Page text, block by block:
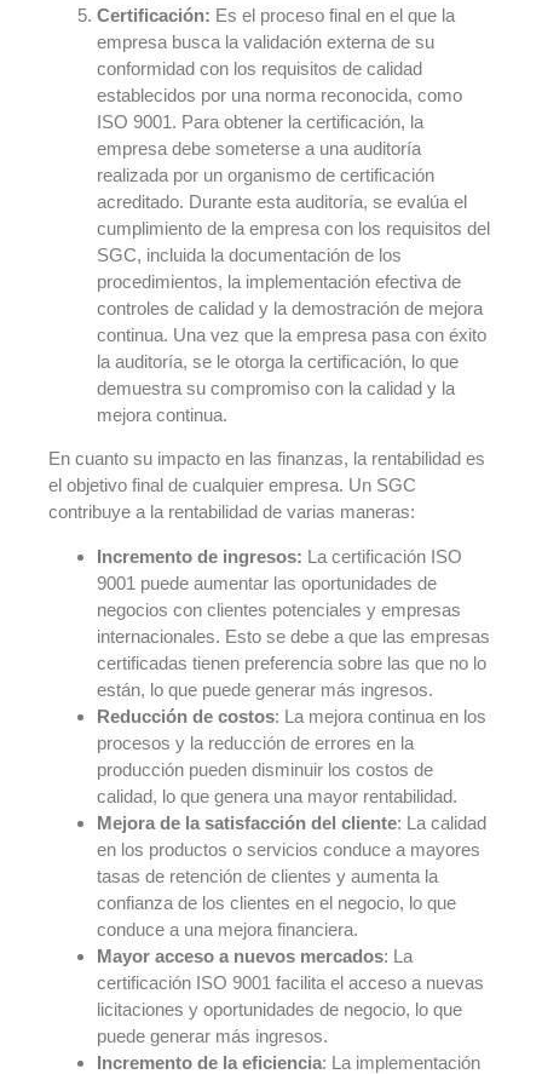
Certificación: Es el proceso final en el que la
empresa busca la validación externa de su
conformidad con los requisitos de calidad
establecidos por una norma reconocida, como
ISO 9001. Para obtener la certificación, la
empresa debe someterse a una auditoría
realizada por un organismo de certificación
acreditado. Durante esta auditoría, se evalúa el
cumplimiento de la empresa con los requisitos del
SGC, incluida la documentación de los
procedimientos, la implementación efectiva de
controles de calidad y la demostración de mejora
continua. Una vez que la empresa pasa con éxito
la auditoría, se le otorga la certificación, lo que
demuestra su compromiso con la calidad y la
mejora continua.
En cuanto su impacto en las finanzas, la rentabilidad es
el objetivo final de cualquier empresa. Un SGC
contribuye a la rentabilidad de varias maneras:
Incremento de ingresos: La certificación ISO
9001 puede aumentar las oportunidades de
negocios con clientes potenciales y empresas
internacionales. Esto se debe a que las empresas
certificadas tienen preferencia sobre las que no lo
están, lo que puede generar más ingresos.
Reducción de costos: La mejora continua en los
procesos y la reducción de errores en la
producción pueden disminuir los costos de
calidad, lo que genera una mayor rentabilidad.
Mejora de la satisfacción del cliente: La calidad
en los productos o servicios conduce a mayores
tasas de retención de clientes y aumenta la
confianza de los clientes en el negocio, lo que
conduce a una mejora financiera.
Mayor acceso a nuevos mercados: La
certificación ISO 9001 facilita el acceso a nuevas
licitaciones y oportunidades de negocio, lo que
puede generar más ingresos.
Incremento de la eficiencia: La implementación